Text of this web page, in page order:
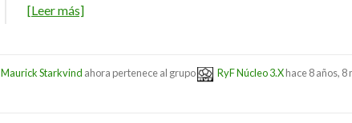
[Leer más]
Maurick Starkvind ahora pertenece al grupo RyF Núcleo 3.Xhace 8 años, 8